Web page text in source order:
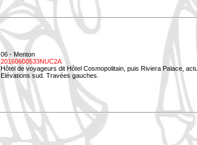
06 - Menton
20160600533NUC2A
Hôtel de voyageurs dit Hôtel Cosmopolitain, puis Riviera Palace,
Elévations sud. Travées gauches.